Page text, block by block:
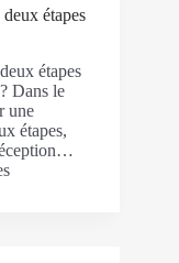
étapes
étapes
Dans le
une
étapes,